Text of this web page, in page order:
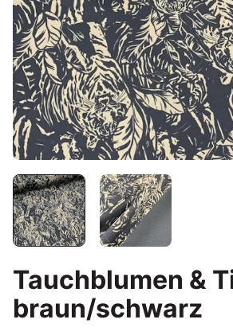
Tauchblumen &
braun/schwarz